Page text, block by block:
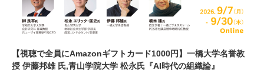
【視聴で全員にAmazonギフトカード1000円】一橋大学名誉教
授 伊藤邦雄 氏,青山学院大学 松永氏『AI時代の組織論』